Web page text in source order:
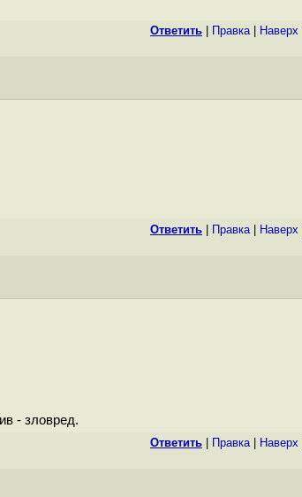
Ответить Правка| Наверх
Ответить Правка| Наверх
- зловред.
Ответить Правка| Наверх